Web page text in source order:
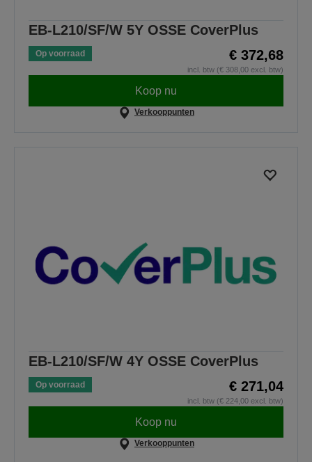
EB-L210/SF/W 5Y OSSE CoverPlus
Op voorraad € 372,68
incl. btw (€ 308,00 excl. btw)
Koop nu
Verkooppunten
EB-L210/SF/W 4Y OSSE CoverPlus
Op voorraad € 271,04
incl. btw (€ 224,00 excl. btw)
Koop nu
Verkooppunten